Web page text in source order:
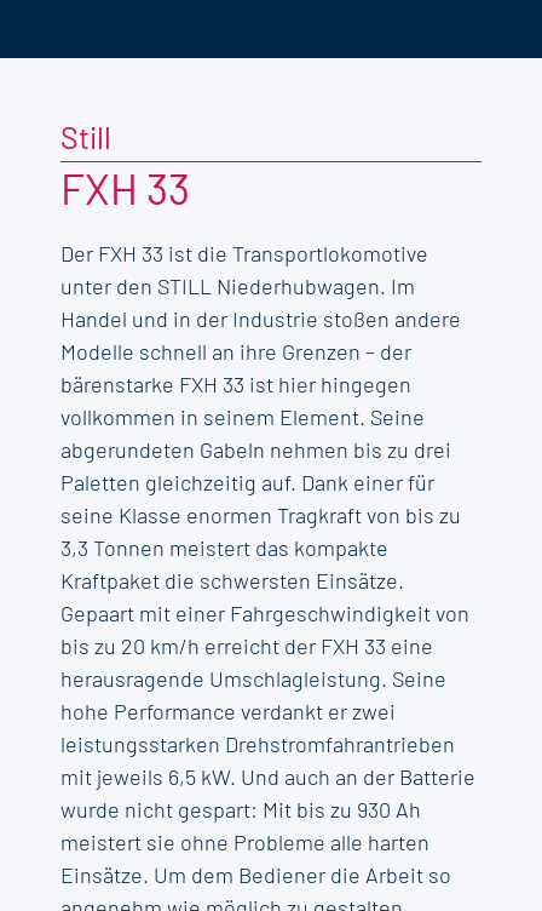
Still
FXH 33
Der FXH 33 ist die Transportlokomotive
unter den STILL Niederhubwagen. Im
Handel und in der Industrie stoßen andere
Modelle schnell an ihre Grenzen – der
bärenstarke FXH 33 ist hier hingegen
vollkommen in seinem Element. Seine
abgerundeten Gabeln nehmen bis zu drei
Paletten gleichzeitig auf. Dank einer für
seine Klasse enormen Tragkraft von bis zu
3,3 Tonnen meistert das kompakte
Kraftpaket die schwersten Einsätze.
Gepaart mit einer Fahrgeschwindigkeit von
bis zu 20 km/h erreicht der FXH 33 eine
herausragende Umschlagleistung. Seine
hohe Performance verdankt er zwei
leistungsstarken Drehstromfahrantrieben
mit jeweils 6,5 kW. Und auch an der Batterie
wurde nicht gespart: Mit bis zu 930 Ah
meistert sie ohne Probleme alle harten
Einsätze. Um dem Bediener die Arbeit so